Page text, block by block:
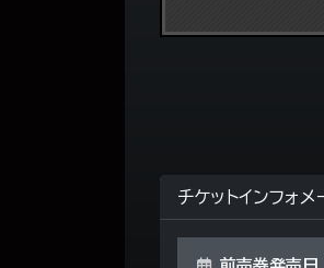
チケットインフォメ